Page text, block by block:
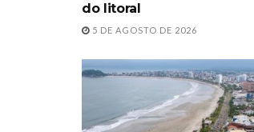
do litoral
5 DE AGOSTO DE 2026